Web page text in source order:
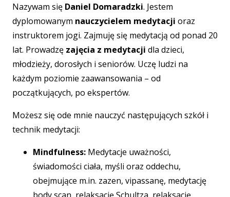
Nazywam się Daniel Domaradzki. Jestem
dyplomowanym nauczycielem medytacji oraz
instruktorem jogi. Zajmuję się medytacją od ponad 20
lat. Prowadzę zajęcia z medytacji dla dzieci,
młodzieży, dorosłych i seniorów. Uczę ludzi na
każdym poziomie zaawansowania – od
początkujących, po ekspertów.
Możesz się ode mnie nauczyć następujących szkół i
technik medytacji:
Mindfulness: Medytacje uważności,
świadomości ciała, myśli oraz oddechu,
obejmujące m.in. zazen, vipassanę, medytację